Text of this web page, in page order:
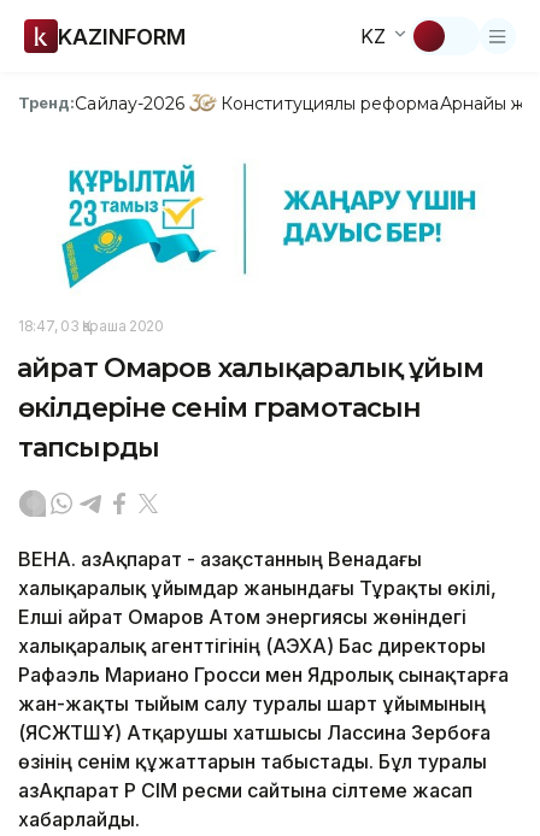
KAZINFORM KZ
Тренд:Сайлау-2026 Конституциялық реформаАрнайы
18:47, 03 Қараша 2020
Қайрат Омаров халықаралық ұйым
өкілдеріне сенім грамотасын
тапсырды
ВЕНА. ҚазАқпарат - Қазақстанның Венадағы
халықаралық ұйымдар жанындағы Тұрақты өкілі,
Елші Қайрат Омаров Атом энергиясы жөніндегі
халықаралық агенттігінің (АЭХА) Бас директоры
Рафаэль Мариано Гросси мен Ядролық сынақтарға
жан-жақты тыйым салу туралы шарт ұйымының
(ЯСЖТШҰ) Атқарушы хатшысы Лассина Зербоға
өзінің сенім құжаттарын табыстады. Бұл туралы
ҚазАқпарат ҚР СІМ ресми сайтына сілтеме жасап
хабарлайды.